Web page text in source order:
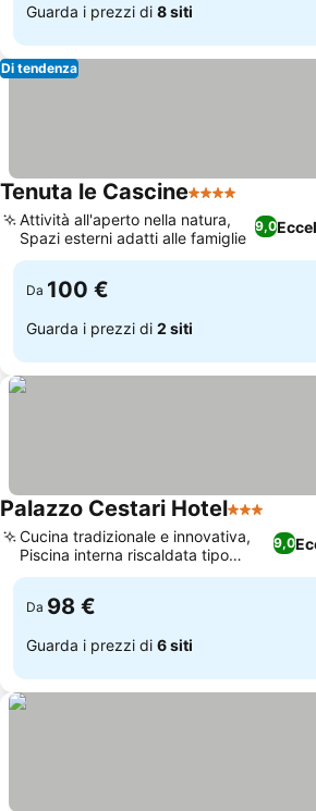
Guarda i prezzi di 8 siti
Di tendenza
Tenuta le Cascine4 Stelle
9,0
Attività all'aperto nella natura,
Spazi esterni adatti alle famiglie
Da 100 €
Guarda i prezzi di 2 siti
Palazzo Cestari Hotel3 Stelle
9,0
Cucina tradizionale e innovativa,
Piscina interna riscaldata tipo
grotta
Da 98 €
Guarda i prezzi di 6 siti